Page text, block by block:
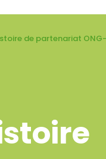
de partenariat